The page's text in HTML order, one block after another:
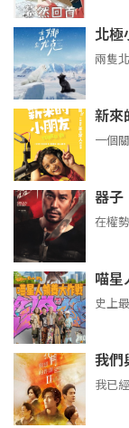
北極
兩隻
新來
一個
器子
在權
喵星
史上
我們
我已